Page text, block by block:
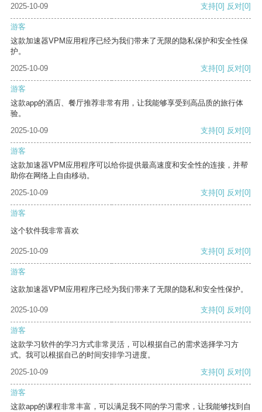
2025-10-09
支持[0] 反对[0]
游客
这款加速器VPM应用程序已经为我们带来了无限的隐私保护和安全性保
护。
2025-10-09
支持[0] 反对[0]
游客
这款app的酒店、餐厅推荐非常有用，让我能够享受到高品质的旅行体
验。
2025-10-09
支持[0] 反对[0]
游客
这款加速器VPM应用程序可以给你提供最高速度和安全性的连接，并帮
助你在网络上自由移动。
2025-10-09
支持[0] 反对[0]
游客
这个软件我非常喜欢
2025-10-09 支持[0] 反对[0]
游客
这款加速器VPM应用程序已经为我们带来了无限的隐私和安全性保护。
2025-10-09 支持[0] 反对[0]
游客
这款学习软件的学习方式非常灵活，可以根据自己的需求选择学习方
式。我可以根据自己的时间安排学习进度。
2025-10-09
支持[0] 反对[0]
游客
这款app的课程非常丰富，可以满足我不同的学习需求，让我能够找到自